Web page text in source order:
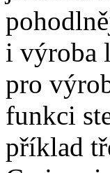
i výroba
pro
funkci
příklad